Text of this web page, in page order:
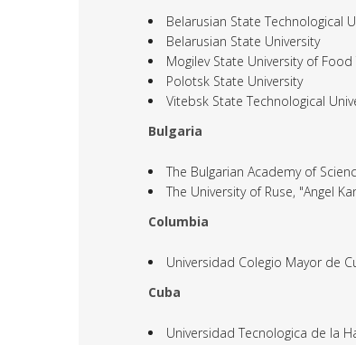
Belarusian State Technological
Belarusian State University
Mogilev State University of Food
Polotsk State University
Vitebsk State Technological
Bulgaria
The Bulgarian Academy of
The University of Ruse, "Angel
Columbia
Universidad Colegio Mayor de
Cuba
Universidad Tecnologica de la